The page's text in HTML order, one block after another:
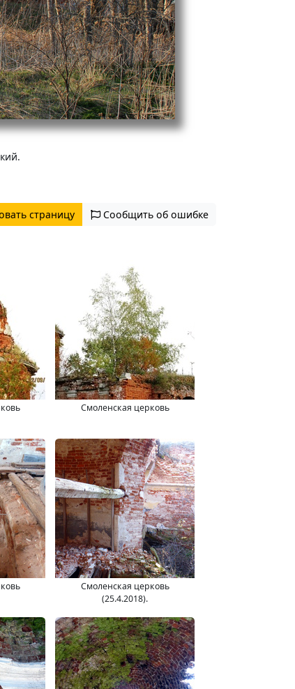
страницу Сообщить об ошибке
Смоленская церковь
Смоленская церковь
(25.4.2018).